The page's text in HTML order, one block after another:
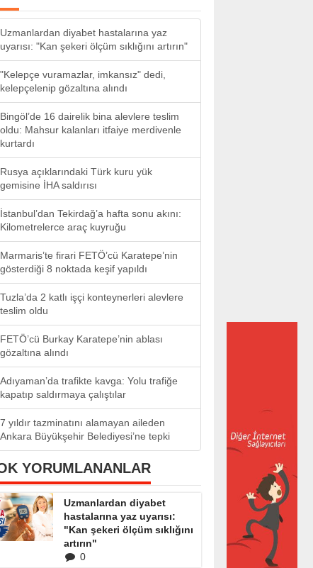
Uzmanlardan diyabet hastalarına yaz
uyarısı: "Kan şekeri ölçüm sıklığını artırın"
"Kelepçe vuramazlar, imkansız" dedi,
kelepçelenip gözaltına alındı
Bingöl’de 16 dairelik bina alevlere teslim
oldu: Mahsur kalanları itfaiye merdivenle
kurtardı
Rusya açıklarındaki Türk kuru yük
gemisine İHA saldırısı
İstanbul’dan Tekirdağ’a hafta sonu akını:
Kilometrelerce araç kuyruğu
Marmaris’te firari FETÖ’cü Karatepe’nin
gösterdiği 8 noktada keşif yapıldı
Tuzla’da 2 katlı işçi konteynerleri alevlere
teslim oldu
FETÖ’cü Burkay Karatepe’nin ablası
gözaltına alındı
Adıyaman’da trafikte kavga: Yolu trafiğe
kapatıp saldırmaya çalıştılar
7 yıldır tazminatını alamayan aileden
Ankara Büyükşehir Belediyesi’ne tepki
YORUMLANANLAR
Uzmanlardan diyabet
hastalarına yaz uyarısı:
"Kan şekeri ölçüm sıklığını
artırın"
0